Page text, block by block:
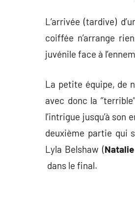
L’arrivée (tardive)
coiffée n’arrange
juvénile face à
La petite équipe, de
avec donc la
l’intrigue jusqu’à
deuxième partie qui
Lyla Belshaw (
dans le final.